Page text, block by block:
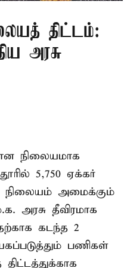
திட்டம்:
அரசு
நிலையமாக
5,750 ஏக்கர்
நிலையம் அமைக்கும்
அரசு தீவிரமாக
கடந்த 2
பணிகள்